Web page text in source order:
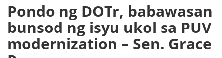
Pondo ng DOTr, babawasan
bunsod ng isyu ukol sa PUV
modernization – Sen. Grace